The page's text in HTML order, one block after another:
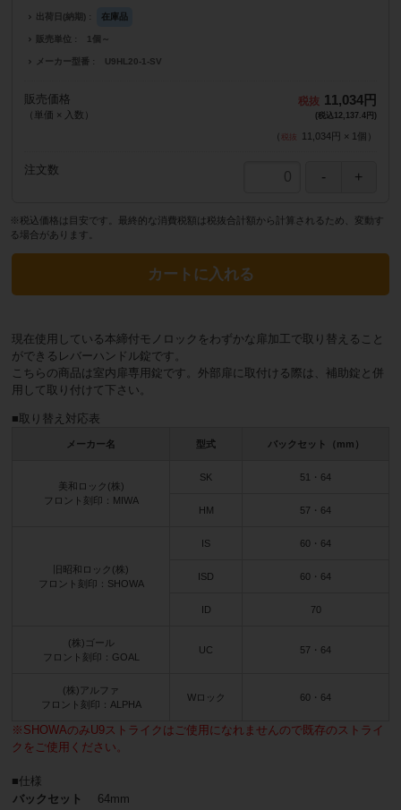
出荷日(納期) 在庫品
販売単位 1個～
メーカー型番 U9HL20-1-SV
販売価格
（単価 × 入数）
11,034円
(税込12,137.4円)
（ 11,034円 × 1 個 ）
注文数
※税込価格は目安です。最終的な消費税額は税抜合計額から計算されるため、変動す
る場合があります。
カートに入れる
現在使用している本締付モノロックをわずかな扉加工で取り替えること
ができるレバーハンドル錠です。
こちらの商品は室内扉専用錠です。外部扉に取付ける際は、補助錠と併
用して取り付けて下さい。
■取り替え対応表
メーカー名 型式 バックセット（mm）
美和ロック(株)
フロント刻印：MIWA
SK 51・64
HM 57・64
旧昭和ロック(株)
フロント刻印：SHOWA
IS 60・64
ISD 60・64
ID 70
(株)ゴール
フロント刻印：GOAL
UC 57・64
(株)アルファ
フロント刻印：ALPHA
Wロック 60・64
※SHOWAのみU9ストライクはご使用になれませんので既存のストライ
クをご使用ください。
■仕様
バックセット
64mm